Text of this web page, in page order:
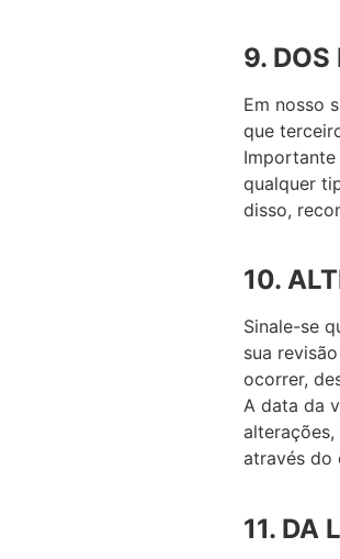
9. DOS
Em nosso
que
qualquer
disso,
10.
Sinale-se
sua
ocorrer,
A data da
através do
11. DA